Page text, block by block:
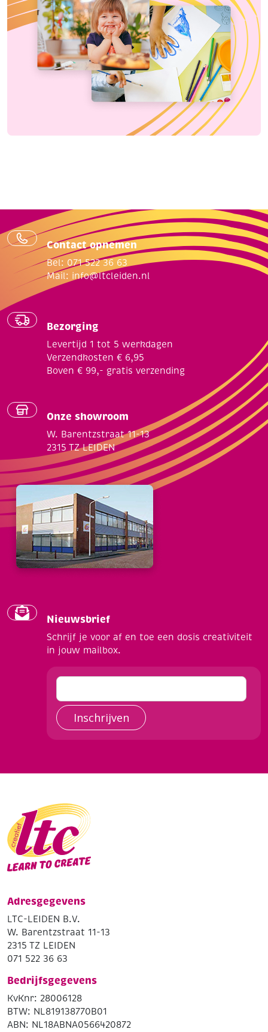
Contact opnemen
Bel: 071 522 36 63
Mail: info@ltcleiden.nl
Bezorging
Levertijd 1 tot 5 werkdagen
Verzendkosten € 6,95
Boven € 99,- gratis verzending
Onze showroom
W. Barentzstraat 11-13
2315 TZ LEIDEN
Nieuwsbrief
Schrijf je voor af en toe een dosis creativiteit
in jouw mailbox.
Inschrijven
Adresgegevens
LTC-LEIDEN B.V.
W. Barentzstraat 11-13
2315 TZ LEIDEN
071 522 36 63
Bedrijfsgegevens
KvKnr: 28006128
BTW: NL819138770B01
ABN: NL18ABNA0566420872